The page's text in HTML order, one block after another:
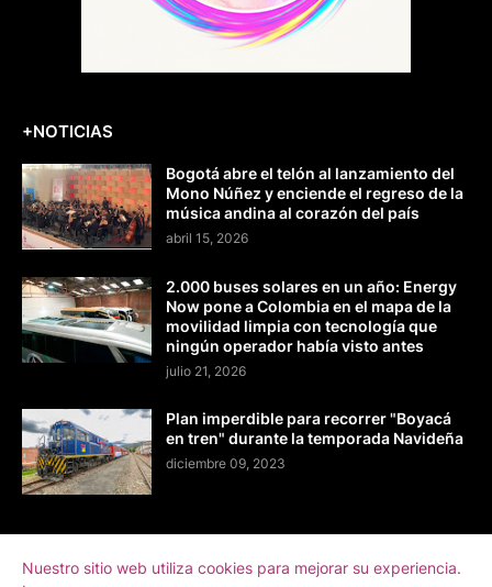
+NOTICIAS
Bogotá abre el telón al lanzamiento del
Mono Núñez y enciende el regreso de la
música andina al corazón del país
abril 15, 2026
2.000 buses solares en un año: Energy
Now pone a Colombia en el mapa de la
movilidad limpia con tecnología que
ningún operador había visto antes
julio 21, 2026
Plan imperdible para recorrer "Boyacá
en tren" durante la temporada Navideña
diciembre 09, 2023
Sobre La Directora
Nuestro sitio web utiliza cookies para mejorar su experiencia.